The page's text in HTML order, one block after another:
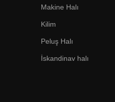
Makine Halı
Kilim
Peluş Halı
İskandinav halı